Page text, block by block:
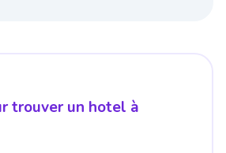
trouver un hotel à